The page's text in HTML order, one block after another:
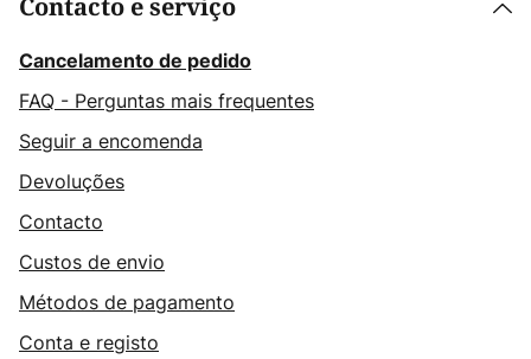
Contacto e serviço
Cancelamento de pedido
FAQ - Perguntas mais frequentes
Seguir a encomenda
Devoluções
Contacto
Custos de envio
Métodos de pagamento
Conta e registo